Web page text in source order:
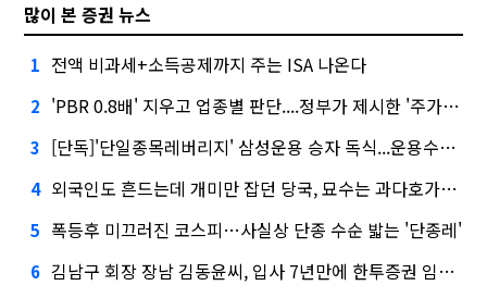
많이 본 증권 뉴스
1 전액 비과세+소득공제까지 주는 ISA 나온다
2 'PBR 0.8배' 지우고 업종별 판단....정부가 제시한 '주가 누르기' 방지법
3 [단독]'단일종목레버리지' 삼성운용 승자 독식...운용수익 미래에셋의 6배
4 외국인도 흔드는데 개미만 잡던 당국, 묘수는 과다호가부담금?
5 폭등후 미끄러진 코스피…사실상 단종 수순 밟는 '단종레'
6 김남구 회장 장남 김동윤씨, 입사 7년만에 한투증권 임원 승진